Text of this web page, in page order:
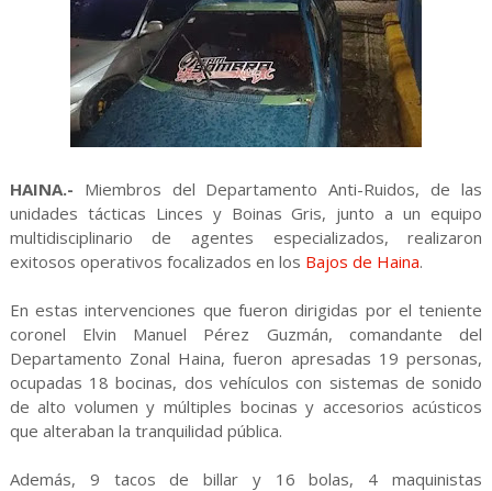
HAINA.- Miembros del Departamento Anti-Ruidos, de las
unidades tácticas Linces y Boinas Gris, junto a un equipo
multidisciplinario de agentes especializados, realizaron
exitosos operativos focalizados en los Bajos de Haina.
En estas intervenciones que fueron dirigidas por el teniente
coronel Elvin Manuel Pérez Guzmán, comandante del
Departamento Zonal Haina, fueron apresadas 19 personas,
ocupadas 18 bocinas, dos vehículos con sistemas de sonido
de alto volumen y múltiples bocinas y accesorios acústicos
que alteraban la tranquilidad pública.
Además, 9 tacos de billar y 16 bolas, 4 maquinistas